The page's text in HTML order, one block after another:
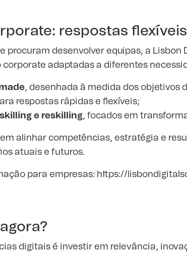
respostas
procuram desenvolver equipas, a Lisbon
adaptadas a diferentes
, desenhada à medida dos objetivos
respostas rápidas e flexíveis;
e reskilling, focados em
alinhar competências, estratégia e
atuais e futuros.
para empresas: https://
digitais é investir em relevância,